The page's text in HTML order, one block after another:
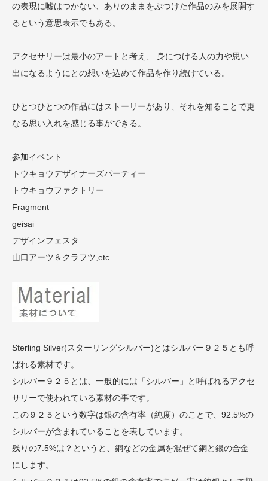
の表現に嘘はつかない、ありのままをぶつけた作品のみを展開す
るという意思表示でもある。
アクセサリーは最小のアートと考え、 身につける人の力や思い
出になるようにとの想いを込めて作品を作り続けている。
ひとつひとつの作品にはストーリーがあり、それを知ることで更
なる思い入れを感じる事ができる。
参加イベント
トウキョウデザイナーズパーティー
トウキョウファクトリー
Fragment
geisai
デザインフェスタ
山口アーツ＆クラフツ,etc…
Sterling Silver(スターリングシルバー)とはシルバー９２５とも呼
ばれる素材です。
シルバー９２５とは、一般的には「シルバー」と呼ばれるアクセ
サリーで使われている素材の事です。
この９２５という数字は銀の含有率（純度）のことで、92.5%の
シルバーが含まれていることを表しています。
残りの7.5%は？というと、銅などの金属を混ぜて銅と銀の合金
にします。